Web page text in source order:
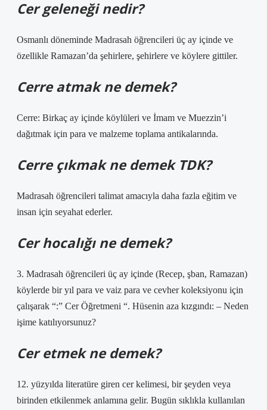
Cer geleneği nedir?
Osmanlı döneminde Madrasah öğrencileri üç ay içinde ve
özellikle Ramazan’da şehirlere, şehirlere ve köylere gittiler.
Cerre atmak ne demek?
Cerre: Birkaç ay içinde köylüleri ve İmam ve Muezzin’i
dağıtmak için para ve malzeme toplama antikalarında.
Cerre çıkmak ne demek TDK?
Madrasah öğrencileri talimat amacıyla daha fazla eğitim ve
insan için seyahat ederler.
Cer hocalığı ne demek?
3. Madrasah öğrencileri üç ay içinde (Recep, şban, Ramazan)
köylerde bir yıl para ve vaiz para ve cevher koleksiyonu için
çalışarak “:” Cer Öğretmeni “. Hüsenin aza kızgındı: – Neden
işime katılıyorsunuz?
Cer etmek ne demek?
12. yüzyılda literatüre giren cer kelimesi, bir şeyden veya
birinden etkilenmek anlamına gelir. Bugün sıklıkla kullanılan